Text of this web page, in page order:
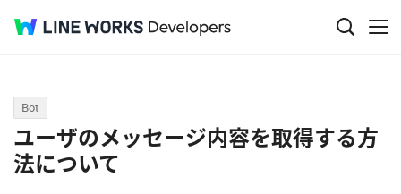
Q&A
Bot
ユーザのメッセージ内容を取得する方
法について